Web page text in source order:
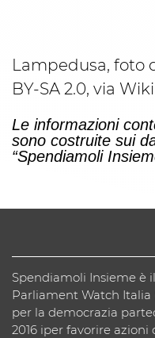
Lampedusa, foto
BY-SA 2.0, via
Le informazioni
sono costruite sui
“Spendiamoli
Spendiamoli Insieme è
Parliament Watch Italia
per la democrazia
2016 iper favorire